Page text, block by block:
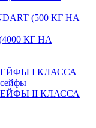
(500 КГ НА
КГ НА
I КЛАССА
II КЛАССА